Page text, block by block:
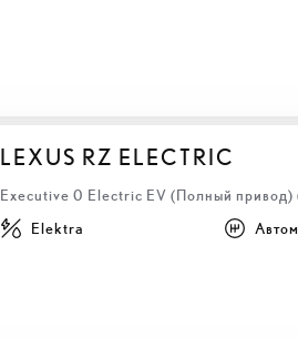
LEXUS RZ ELECTRIC
Executive 0 Electric EV (Полный
Elektra